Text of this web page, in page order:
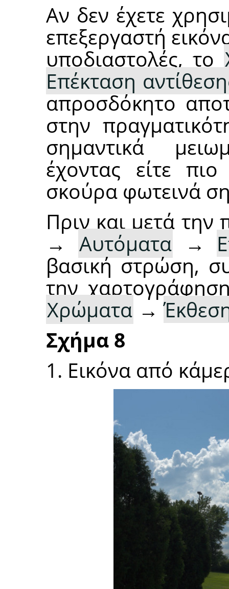
Αν δεν έχετε
επεξεργαστή
υποδιαστολές, το
Επέκταση
απροσδόκητο
στην
σημαντικά
έχοντας είτε
σκούρα φωτεινά
Πριν και μετά
→ Αυτόματα →
βασική στρώση,
την
Χρώματα →
Σχήμα 8
1. Εικόνα από